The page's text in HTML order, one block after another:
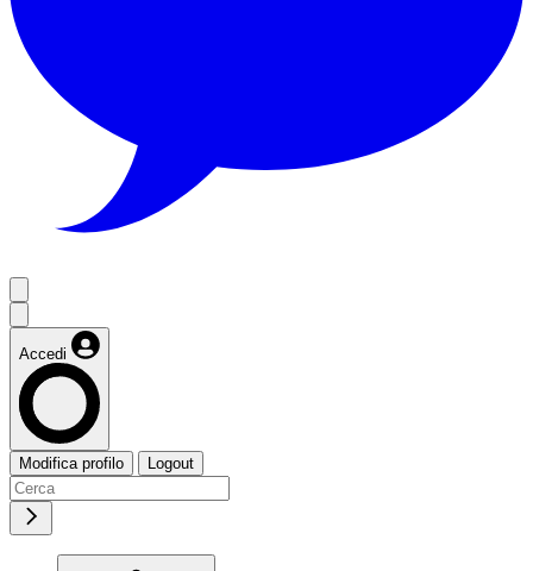
Accedi
Modifica profilo Logout